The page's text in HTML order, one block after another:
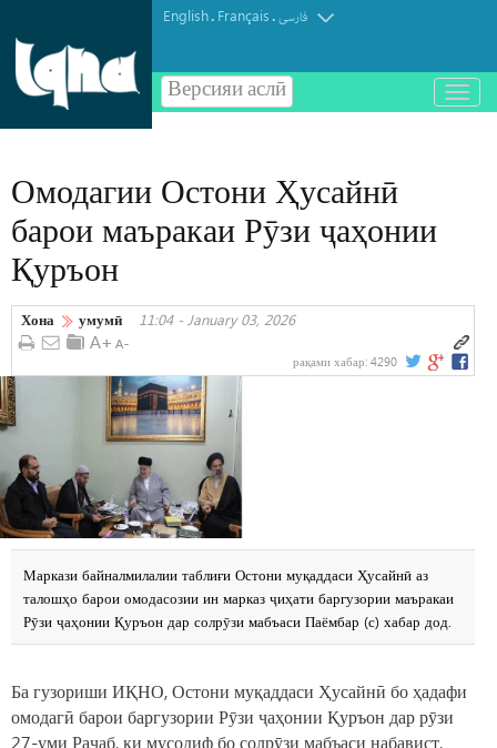
English. Français.فارسی
Версияи аслӣ
باز
و
Омодагии Остони Ҳусайнӣ
барои маъракаи Рӯзи ҷаҳонии
Қуръон
Хона умумӣ 11:04 - January 03, 2026
рақами хабар: 4290
Маркази байналмилалии таблиғи Остони муқаддаси Ҳусайнӣ аз
талошҳо барои омодасозии ин марказ ҷиҳати баргузории маъракаи
Рӯзи ҷаҳонии Қуръон дар солрӯзи мабъаси Паёмбар (с) хабар дод.
Ба гузориши ИҚНО, Остони муқаддаси Ҳусайнӣ бо ҳадафи
омодагӣ барои баргузории Рӯзи ҷаҳонии Қуръон дар рӯзи
27-уми Раҷаб, ки мусодиф бо солрӯзи мабъаси набавист,